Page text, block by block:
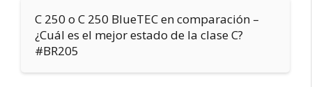
C 250 o C 250 BlueTEC en comparación –
¿Cuál es el mejor estado de la clase C?
#BR205